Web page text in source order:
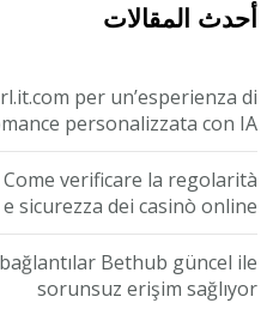
ما؟
أحدث المقالات
per un’esperienza di
personalizzata con IA
verificare la regolarità
e sicurezza dei casinò online
Bethub güncel ile
sorunsuz erişim sağlıyor